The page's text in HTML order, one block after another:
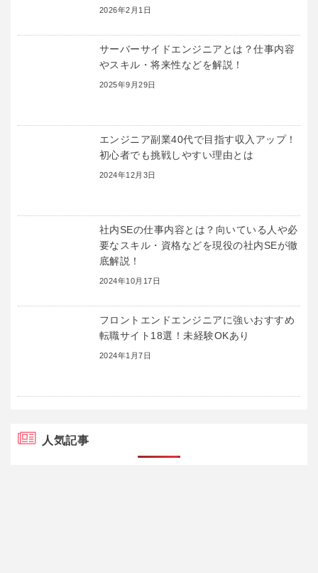
2026年2月1日
サーバーサイドエンジニアとは？仕事内容
やスキル・将来性などを解説！
2025年9月29日
エンジニア副業40代で目指す収入アップ！
初心者でも挑戦しやすい理由とは
2024年12月3日
社内SEの仕事内容とは？向いている人や必
要なスキル・資格などを現役の社内SEが徹
底解説！
2024年10月17日
フロントエンドエンジニアに強いおすすめ
転職サイト18選！未経験OKあり
2024年1月7日
人気記事